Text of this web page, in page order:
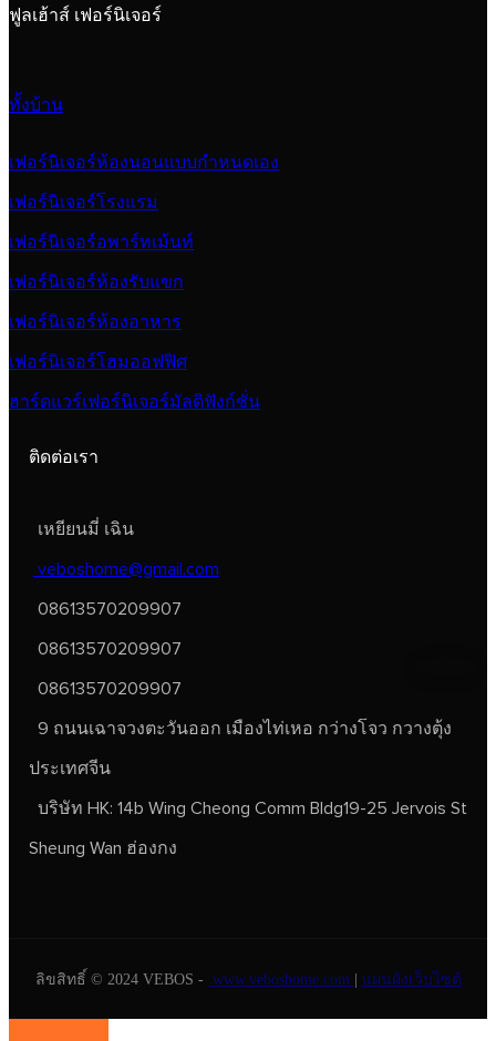
ฟูลเฮ้าส์ เฟอร์นิเจอร์
ทั้งบ้าน
เฟอร์นิเจอร์ห้องนอนแบบกำหนดเอง
เฟอร์นิเจอร์โรงแรม
เฟอร์นิเจอร์อพาร์ทเม้นท์
เฟอร์นิเจอร์ห้องรับแขก
เฟอร์นิเจอร์ห้องอาหาร
เฟอร์นิเจอร์โฮมออฟฟิศ
ฮาร์ดแวร์เฟอร์นิเจอร์มัลติฟังก์ชั่น
ติดต่อเรา
เหยียนมี่ เฉิน
veboshome@gmail.com
08613570209907
08613570209907
08613570209907
9 ถนนเฉาจวงตะวันออก เมืองไท่เหอ กว่างโจว กวางตุ้ง
ประเทศจีน
บริษัท HK: 14b Wing Cheong Comm Bldg19-25 Jervois St
Sheung Wan ฮ่องกง
ลิขสิทธิ์ © 2024 VEBOS - www.veboshome.com แผนผังเว็บไซต์